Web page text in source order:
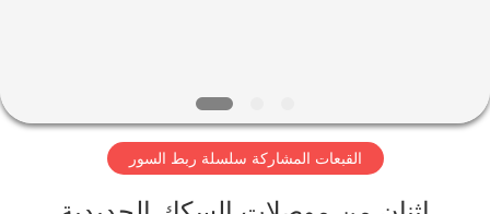
عنا
القبعات المشاركة سلسلة ربط السور